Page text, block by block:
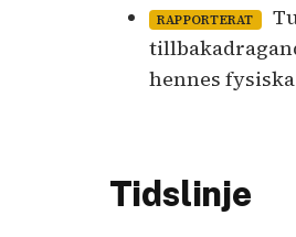
RAPPORTERAT
hennes
Tidslinje